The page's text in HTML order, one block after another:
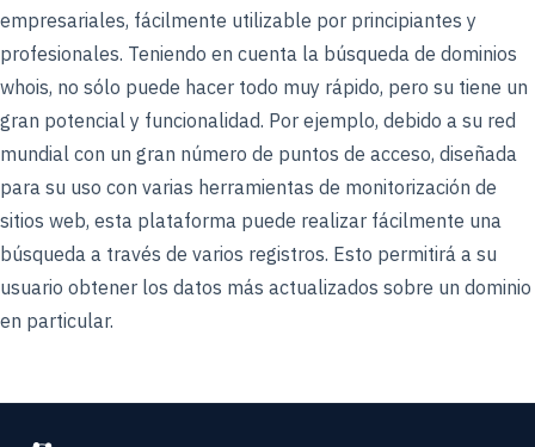
empresariales, fácilmente utilizable por principiantes y
profesionales. Teniendo en cuenta la búsqueda de dominios
whois, no sólo puede hacer todo muy rápido, pero su tiene un
gran potencial y funcionalidad. Por ejemplo, debido a su red
mundial con un gran número de puntos de acceso, diseñada
para su uso con varias herramientas de monitorización de
sitios web, esta plataforma puede realizar fácilmente una
búsqueda a través de varios registros. Esto permitirá a su
usuario obtener los datos más actualizados sobre un dominio
en particular.